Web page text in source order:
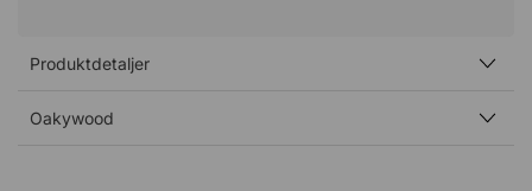
betyder, at farven på egetræspladen kan afvige fra
Produktdetaljer
Oakywood